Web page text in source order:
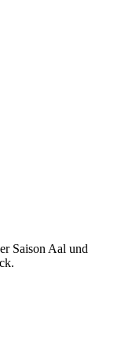
Saison Aal und